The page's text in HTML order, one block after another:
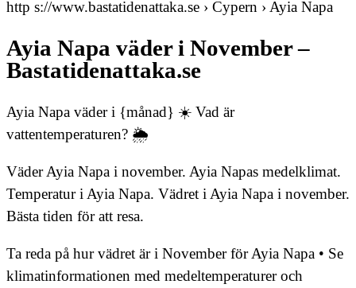
http s://www.bastatidenattaka.se › Cypern › Ayia Napa
Ayia Napa väder i November –
Bastatidenattaka.se
Ayia Napa väder i {månad} ☀️ Vad är
vattentemperaturen? 🌦️
Väder Ayia Napa i november. Ayia Napas medelklimat.
Temperatur i Ayia Napa. Vädret i Ayia Napa i november.
Bästa tiden för att resa.
Ta reda på hur vädret är i November för Ayia Napa • Se
klimatinformationen med medeltemperaturer och